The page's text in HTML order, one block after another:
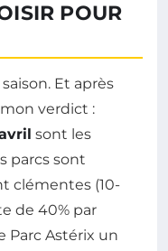
POUR
Et après
verdict :
sont les
parcs sont
clémentes (10-
de 40% par
Parc Astérix un